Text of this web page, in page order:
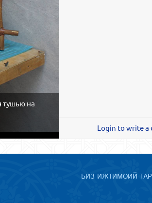
тушью на
Login to write a
БИЗ ИЖТИМОИЙ